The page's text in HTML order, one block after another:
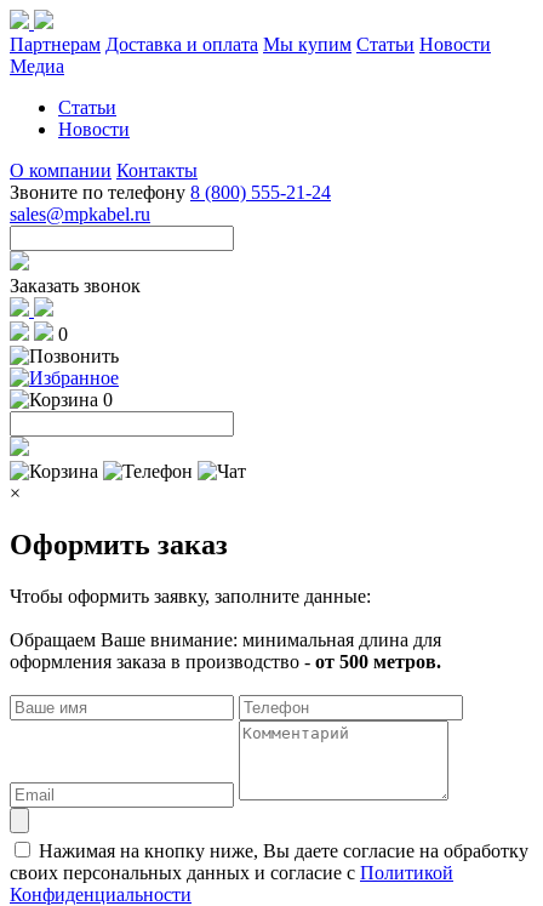
Партнерам Доставка и оплата Мы купим Статьи Новости
Медиа
Статьи
Новости
О компании Контакты
Звоните по телефону 8 (800) 555-21-24
sales@mpkabel.ru
Заказать звонок
0
0
×
Оформить заказ
Чтобы оформить заявку, заполните данные:
Обращаем Ваше внимание: минимальная длина для
оформления заказа в производство - от 500 метров.
Нажимая на кнопку ниже, Вы даете согласие на обработку
своих персональных данных и согласие с Политикой
Конфиденциальности